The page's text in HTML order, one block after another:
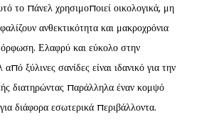
το πάνελ χρησιμοποιεί οικολογικά, μη
ανθεκτικότητα και μακροχρόνια
Ελαφρύ και εύκολο στην
ξύλινες σανίδες είναι ιδανικό για την
διατηρώντας παράλληλα έναν κομψό
διάφορα εσωτερικά περιβάλλοντα.